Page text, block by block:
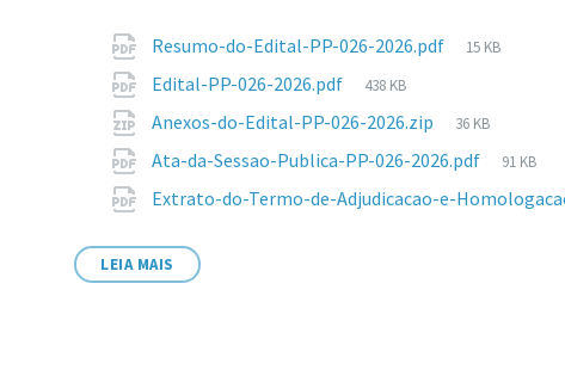
AnexosResumo-do-Edital-PP-026-2026.pdf
Tamanho
15 KB
Edital-PP-026-2026.pdf
Tamanho
arquivo:
438 KB
Anexos-do-Edital-PP-026-2026.zip
Tamanho
arquivo:
36 KB
Ata-da-Sessao-Publica-PP-026-2026.pdf
arquivo:
91 KB
Extrato-do-Termo-de-Adjudicacao-e-
LEIA MAIS